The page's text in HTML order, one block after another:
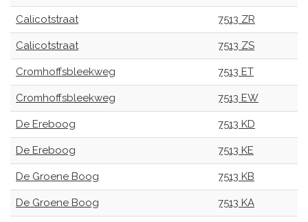
Calicotstraat 7513 ZR
Calicotstraat 7513 ZS
Cromhoffsbleekweg 7513 ET
Cromhoffsbleekweg 7513 EW
De Ereboog 7513 KD
De Ereboog 7513 KE
De Groene Boog 7513 KB
De Groene Boog 7513 KA